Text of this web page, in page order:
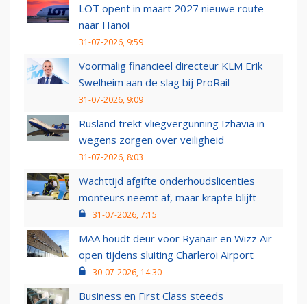
LOT opent in maart 2027 nieuwe route
naar Hanoi
31-07-2026, 9:59
Voormalig financieel directeur KLM Erik
Swelheim aan de slag bij ProRail
31-07-2026, 9:09
Rusland trekt vliegvergunning Izhavia in
wegens zorgen over veiligheid
31-07-2026, 8:03
Wachttijd afgifte onderhoudslicenties
monteurs neemt af, maar krapte blijft
31-07-2026, 7:15
MAA houdt deur voor Ryanair en Wizz Air
open tijdens sluiting Charleroi Airport
30-07-2026, 14:30
Business en First Class steeds